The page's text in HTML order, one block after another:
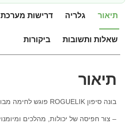
תיאור גלריה דרישות מערכת
שאלות ותשובות ביקורות
תיאור
בונה סיפון ROGUELIK פוגש לחימה מבוססת רשת
– צור חפיסה של יכולות, מהלכים